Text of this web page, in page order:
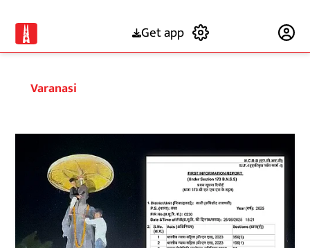
Get app
Varanasi